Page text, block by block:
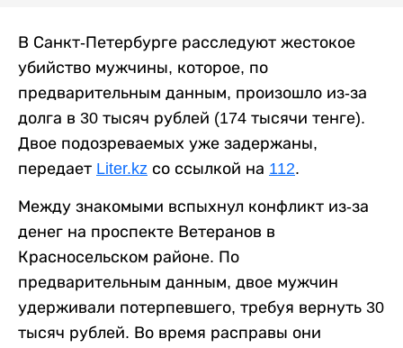
В Санкт-Петербурге расследуют жестокое
убийство мужчины, которое, по
предварительным данным, произошло из-за
долга в 30 тысяч рублей (174 тысячи тенге).
Двое подозреваемых уже задержаны,
передает Liter.kz со ссылкой на 112.
Между знакомыми вспыхнул конфликт из-за
денег на проспекте Ветеранов в
Красносельском районе. По
предварительным данным, двое мужчин
удерживали потерпевшего, требуя вернуть 30
тысяч рублей. Во время расправы они